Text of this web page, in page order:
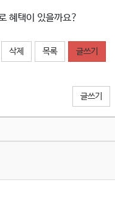
혜택이 있을까요?
삭제 목록 글쓰기
글쓰기